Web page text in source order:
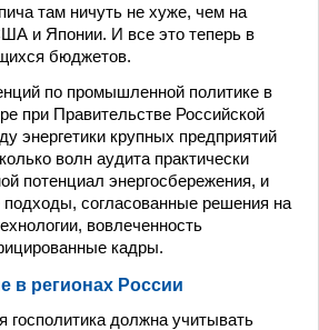
там ничуть не хуже, чем на
и Японии. И все это теперь в
бюджетов.
по промышленной политике в
при Правительстве Российской
энергетики крупных предприятий
волн аудита практически
потенциал энергосбережения, и
согласованные решения на
вовлеченность
кадры.
в регионах России
госполитика должна учитывать